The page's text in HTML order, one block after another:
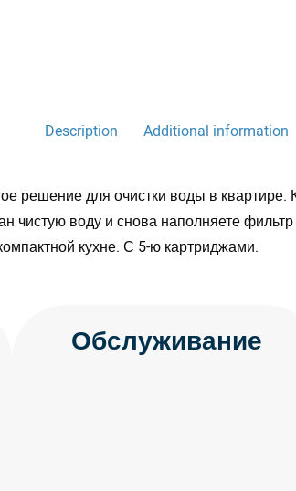
Description Additional information
решение для очистки воды в
чистую воду и снова наполняете
кухне. С 5-ю картриджами.
Обслуживание